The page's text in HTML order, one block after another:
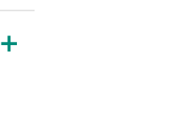
＋